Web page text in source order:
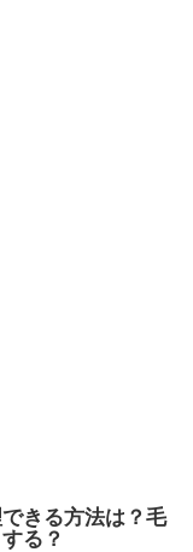
きる方法は？毛
る？